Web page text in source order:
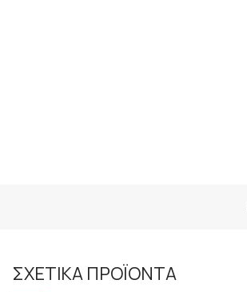
ΣΧΕΤΙΚΑ ΠΡΟΪΟΝΤΑ